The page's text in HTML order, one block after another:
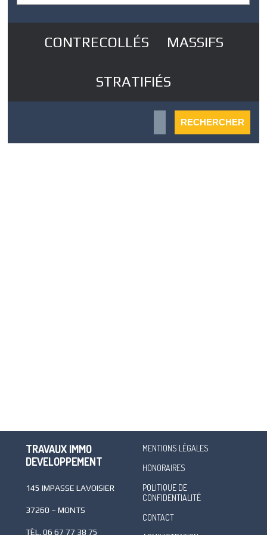
CONTRECOLLÉS MASSIFS
STRATIFIÉS
TRAVAUX IMMO
DEVELOPPEMENT
145 IMPASSE LAVOISIER
37260 – MONTS
TÈL.06 67 77 38 75
MENTIONS LÉGALES
HONORAIRES
POLITIQUE DE
CONFIDENTIALITÉ
CONTACT